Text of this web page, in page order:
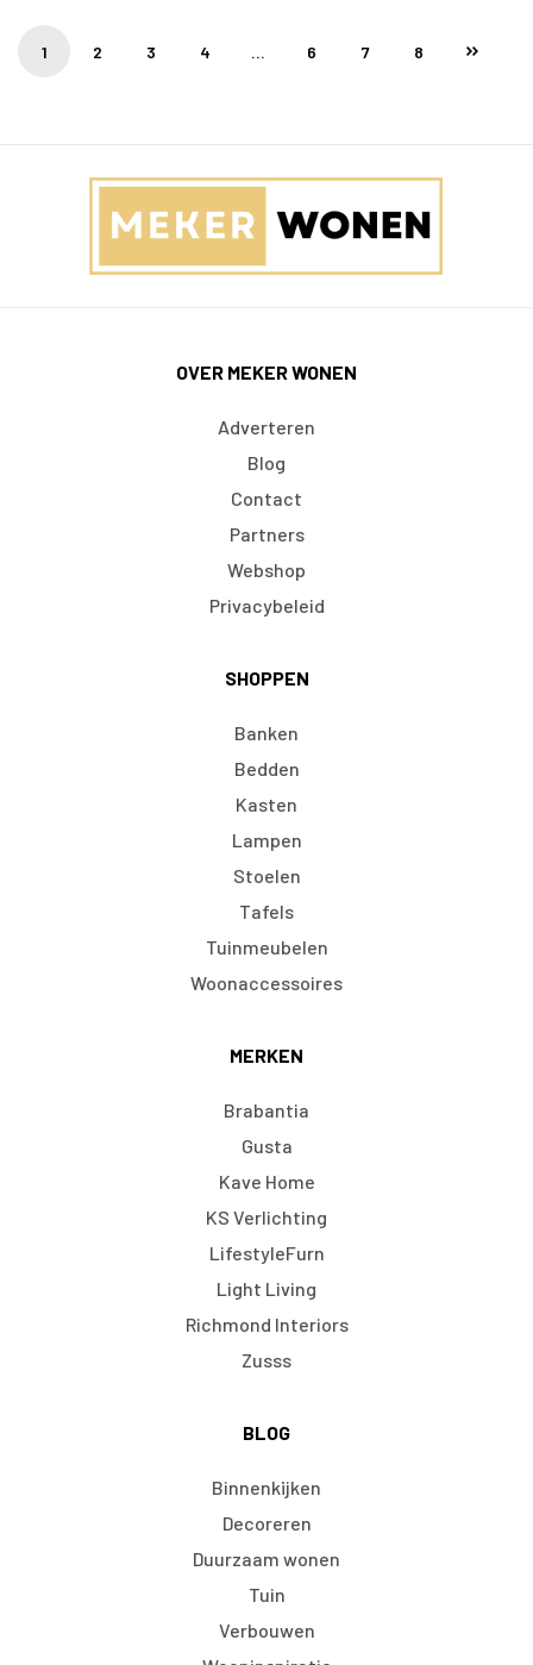
1 2 3 4 … 6 7 8
OVER MEKER WONEN
Adverteren
Blog
Contact
Partners
Webshop
Privacybeleid
SHOPPEN
Banken
Bedden
Kasten
Lampen
Stoelen
Tafels
Tuinmeubelen
Woonaccessoires
MERKEN
Brabantia
Gusta
Kave Home
KS Verlichting
LifestyleFurn
Light Living
Richmond Interiors
Zusss
BLOG
Binnenkijken
Decoreren
Duurzaam wonen
Tuin
Verbouwen